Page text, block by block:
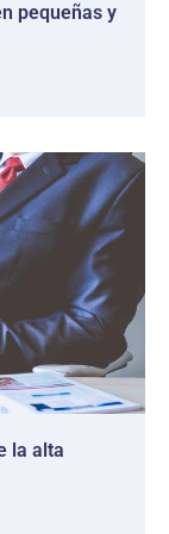
pequeñas y
la alta